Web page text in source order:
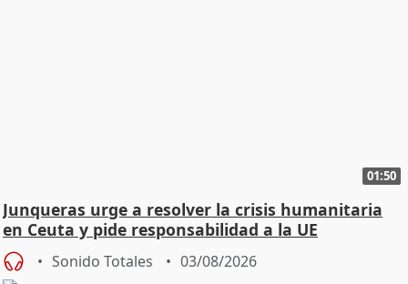
01:50
Junqueras urge a resolver la crisis humanitaria
en Ceuta y pide responsabilidad a la UE
Sonido Totales 03/08/2026